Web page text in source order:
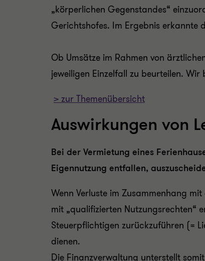
„körperlichen Gegenstandes“
Gerichtshofes. Im Ergebnis erkannte
Ob Umsätze im Rahmen von
jeweiligen Einzelfall zu beurteilen.
> zur Themenübersicht
Auswirkungen von
Bei der Vermietung eines
Eigennutzung entfallen,
Wenn Verluste im Zusammenhang
mit „qualifizierten Nutzungsrechten“
Steuerpflichtigen zurückzuführen (=
dienen.
Die Finanzverwaltung unterstellt